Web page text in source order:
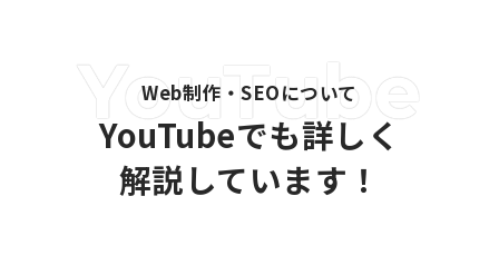
Web制作・SEOについて
YouTubeでも詳しく
解説しています！